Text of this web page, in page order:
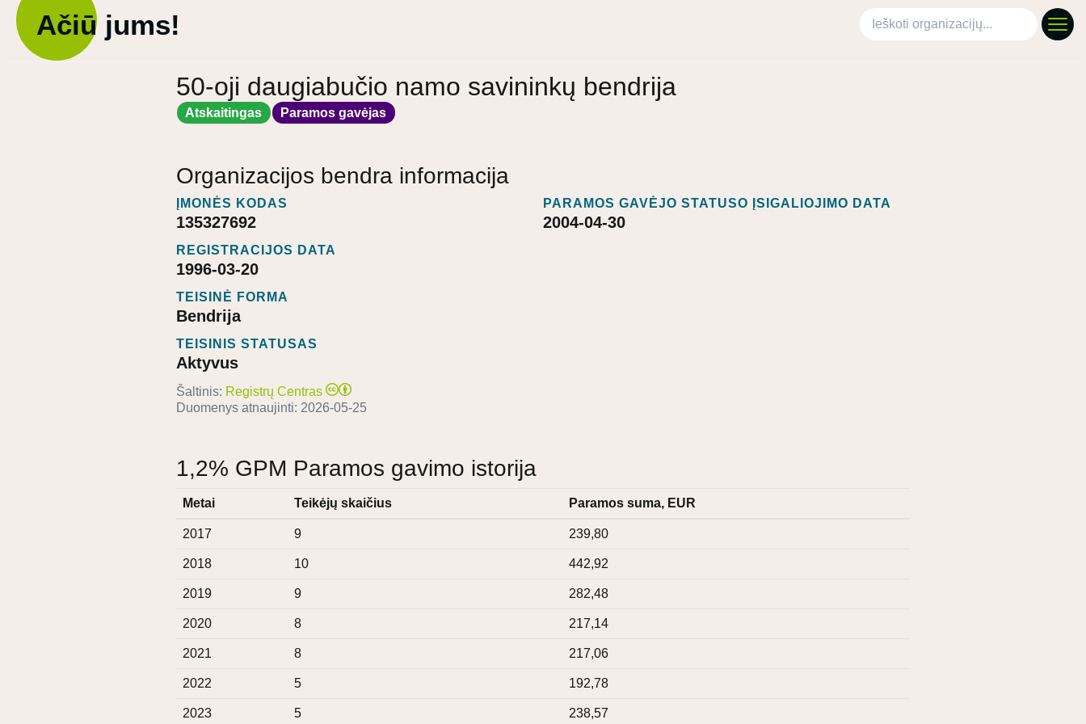
Ačiū jums! Ieškoti organizacijų
50-oji daugiabučio namo savininkų bendrija
Atskaitingas Paramos gavėjas
Organizacijos bendra informacija
ĮMONĖS KODAS
135327692
REGISTRACIJOS DATA
1996-03-20
TEISINĖ FORMA
Bendrija
TEISINIS STATUSAS
Aktyvus
PARAMOS GAVĖJO STATUSO ĮSIGALIOJIMO DATA
2004-04-30
Šaltinis: Registrų Centras
Duomenys atnaujinti: 2026-05-25
1,2% GPM Paramos gavimo istorija
Metai Teikėjų skaičius Paramos suma, EUR
2017 9 239,80
2018 10 442,92
2019 9 282,48
2020 8 217,14
2021 8 217,06
2022 5 192,78
2023 5 238,57